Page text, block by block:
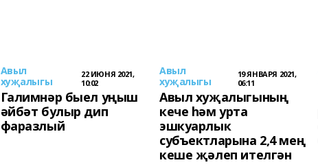
Авыл
хуҗалыгы
22 ИЮНЯ 2021,
10:02
Галимнәр быел уңыш
әйбәт булыр дип
фаразлый
Авыл
хуҗалыгы
19 ЯНВАРЯ 2021,
06:11
Авыл хуҗалыгының
кече һәм урта
эшкуарлык
субъектларына 2,4 мең
кеше җәлеп ителгән